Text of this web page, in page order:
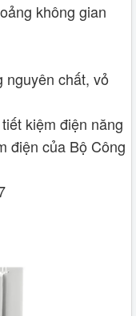
không gian
chất, vỏ
kiệm điện năng
điện của Bộ Công